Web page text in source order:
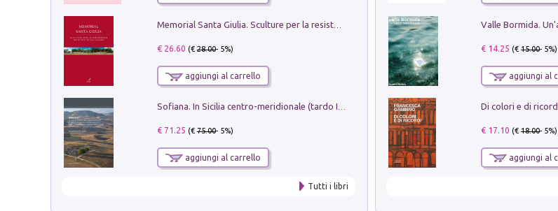
Memorial Santa Giulia. Sculture per la resistenza Monchio di Palagano
€ 26.60 (€28.00- 5%)
aggiungi al carrello
€ 71.25 (€75.00- 5%)
aggiungi al carrello
Tutti i libri
Valle Bormida.
€ 14.25 (€15.00- 5%)
aggiungi al
Di colori e di
€ 17.10 (€18.00- 5%)
aggiungi al